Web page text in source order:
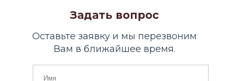
Задать вопрос
Оставьте заявку и мы перезвоним
Вам в ближайшее время.